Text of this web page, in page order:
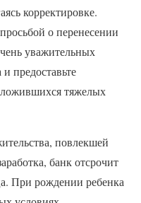
корректировке.
о перенесении
уважительных
предоставьте
тяжелых
повлекшей
банк отсрочит
При рождении ребенка